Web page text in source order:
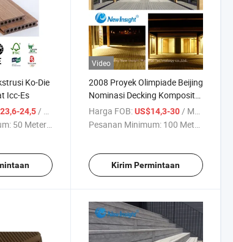
Ko-Die
Icc-Es
24,5 / Meter persegi
50 Meter ...
Video
2008 Proyek Olimpiade Beijing
Nominasi Decking Komposit
WPC
Harga FOB: US$14,3-30 / Meter persegi
Pesanan Minimum: 100 Meter ...
Kirim Permintaan